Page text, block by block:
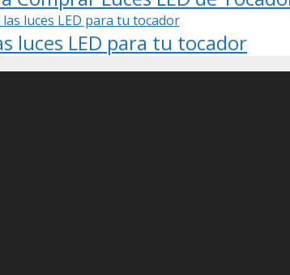
luces LED para tu tocador